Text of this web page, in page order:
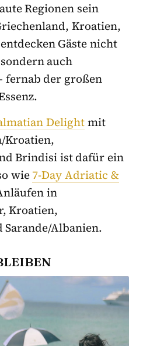
Regionen sein
Kroatien,
Gäste nicht
auch
fernab der großen
Delightmit
Kroatien,
Brindisi ist dafür ein
wie7-Day Adriatic &
in
Kroatien,
Albanien.